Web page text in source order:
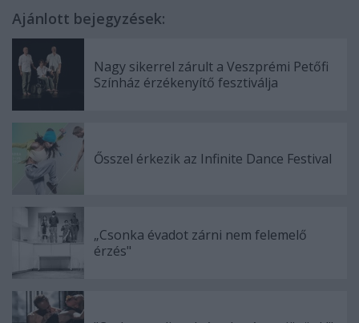
Ajánlott bejegyzések:
Nagy sikerrel zárult a Veszprémi Petőfi
Színház érzékenyítő fesztiválja
Ősszel érkezik az Infinite Dance Festival
„Csonka évadot zárni nem felemelő
érzés"